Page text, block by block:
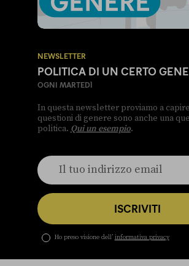
NEWSLETTER
POLITICA DI UN CERTO
OGNI MARTEDÌ
In questa newsletter proviamo a
questioni di genere sono anche una
politica. Qui un esempio.
ISCRIVITI
Ho preso visione dell’ informativa privacy